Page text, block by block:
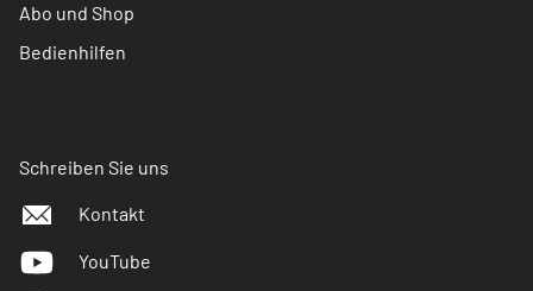
Abo und Shop
Bedienhilfen
Schreiben Sie uns
Kontakt
YouTube